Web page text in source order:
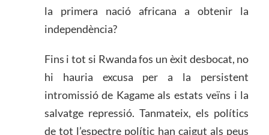
la primera nació africana a obtenir la
independència?
Fins i tot si Rwanda fos un èxit desbocat, no
hi hauria excusa per a la persistent
intromissió de Kagame als estats veïns i la
salvatge repressió. Tanmateix, els polítics
de tot l’espectre polític han caigut als peus